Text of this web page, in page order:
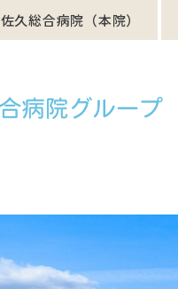
佐久総合病院（本院）